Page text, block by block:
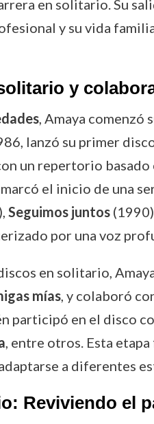
en solitario. Su
y su vida
y
, Amaya comenzó
lanzó su primer
un repertorio
el inicio de una
Seguimos juntos
por una voz
en solitario,
mías, y colaboró
participó en el disco
, entre otros. Esta
a diferentes
Reviviendo el